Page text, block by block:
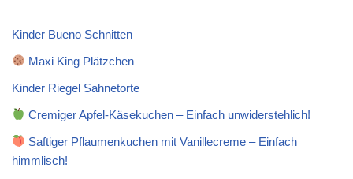
Kinder Bueno Schnitten
Maxi King Plätzchen
Kinder Riegel Sahnetorte
Cremiger Apfel-Käsekuchen – Einfach unwiderstehlich!
Saftiger Pflaumenkuchen mit Vanillecreme – Einfach
himmlisch!